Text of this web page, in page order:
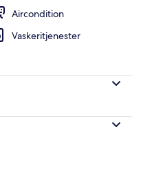
Aircondition
Vaskeritjenester